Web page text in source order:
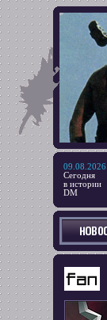
09.08.2026
Сегодня
в истории
DM